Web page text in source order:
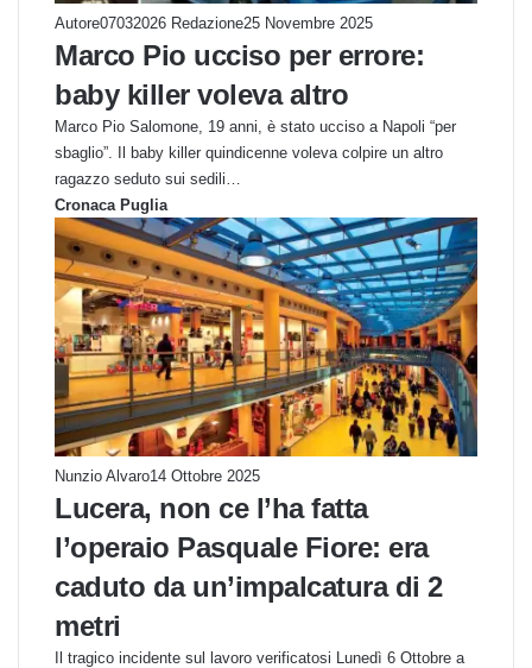
Autore07032026 Redazione25 Novembre 2025
Marco Pio ucciso per errore:
baby killer voleva altro
Marco Pio Salomone, 19 anni, è stato ucciso a Napoli “per
sbaglio”. Il baby killer quindicenne voleva colpire un altro
ragazzo seduto sui sedili…
Cronaca Puglia
Nunzio Alvaro14 Ottobre 2025
Lucera, non ce l’ha fatta
l’operaio Pasquale Fiore: era
caduto da un’impalcatura di 2
metri
Il tragico incidente sul lavoro verificatosi Lunedì 6 Ottobre a